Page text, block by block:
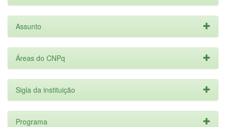
Assunto
Áreas do CNPq
Sigla da instituição
Programa